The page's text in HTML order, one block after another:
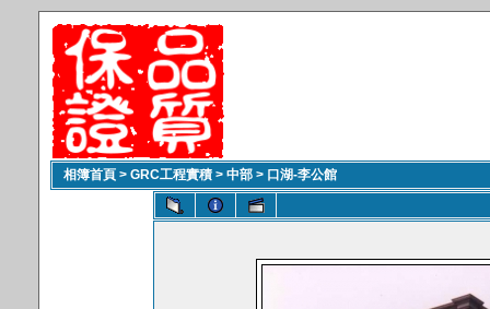
相簿首頁 > GRC工程實積 > 中部 > 口湖-李公館